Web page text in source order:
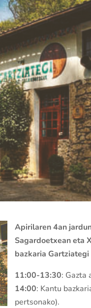
Apirilaren 4an
Sagardoetxean eta
bazkaria
11:00-13:30: Gazta
14:00: Kantu
pertsonako).